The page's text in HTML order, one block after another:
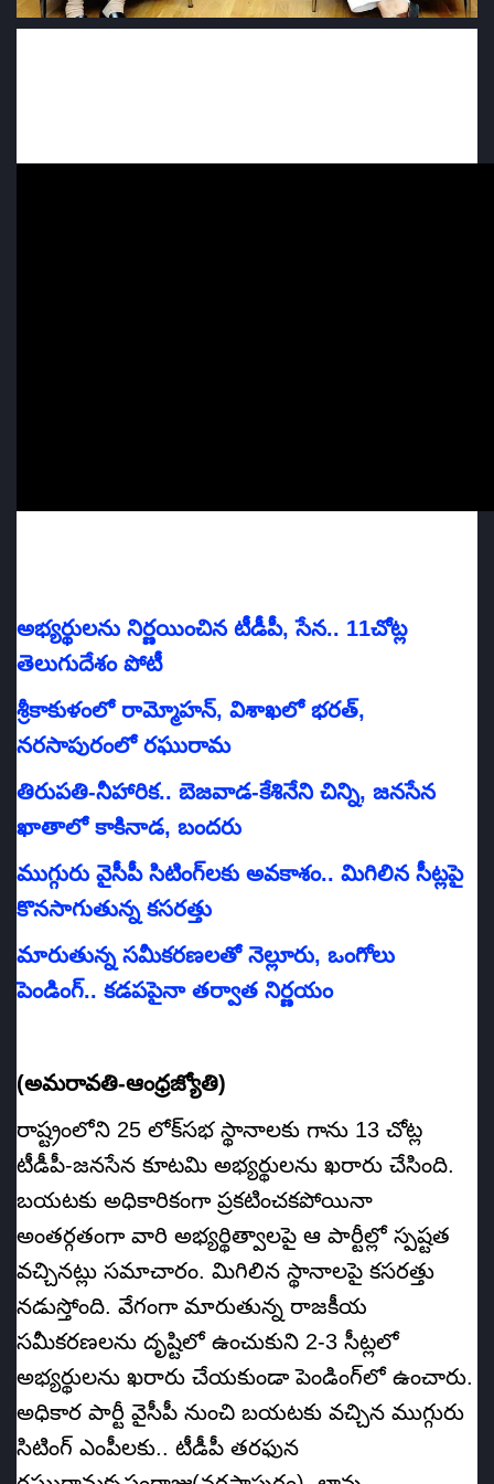
అభ్యర్థులను నిర్ణయించిన టీడీపీ, సేన.. 11చోట్ల
తెలుగుదేశం పోటీ
శ్రీకాకుళంలో రామ్మోహన్‌, విశాఖలో భరత్‌,
నరసాపురంలో రఘురామ
తిరుపతి-నీహారిక.. బెజవాడ-కేశినేని చిన్ని, జనసేన
ఖాతాలో కాకినాడ, బందరు
ముగ్గురు వైసీపీ సిటింగ్‌లకు అవకాశం.. మిగిలిన సీట్లపై
కొనసాగుతున్న కసరత్తు
మారుతున్న సమీకరణలతో నెల్లూరు, ఒంగోలు
పెండింగ్‌.. కడపపైనా తర్వాత నిర్ణయం
(అమరావతి-ఆంధ్రజ్యోతి)
రాష్ట్రంలోని 25 లోక్‌సభ స్థానాలకు గాను 13 చోట్ల
టీడీపీ-జనసేన కూటమి అభ్యర్థులను ఖరారు చేసింది.
బయటకు అధికారికంగా ప్రకటించకపోయినా
అంతర్గతంగా వారి అభ్యర్థిత్వాలపై ఆ పార్టీల్లో స్పష్టత
వచ్చినట్లు సమాచారం. మిగిలిన స్థానాలపై కసరత్తు
నడుస్తోంది. వేగంగా మారుతున్న రాజకీయ
సమీకరణలను దృష్టిలో ఉంచుకుని 2-3 సీట్లలో
అభ్యర్థులను ఖరారు చేయకుండా పెండింగ్‌లో ఉంచారు.
అధికార పార్టీ వైసీపీ నుంచి బయటకు వచ్చిన ముగ్గురు
సిటింగ్‌ ఎంపీలకు.. టీడీపీ తరఫున